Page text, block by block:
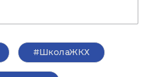
#ШколаЖКХ